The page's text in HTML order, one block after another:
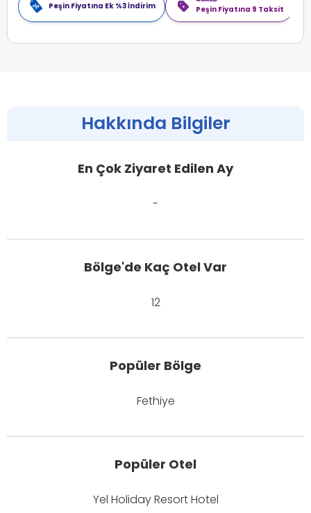
Peşin Fiyatına Ek %3 İndirim Peşin Fiyatına 9 Taksit
Hakkında Bilgiler
En Çok Ziyaret Edilen Ay
-
Bölge'de Kaç Otel Var
12
Popüler Bölge
Fethiye
Popüler Otel
Yel Holiday Resort Hotel